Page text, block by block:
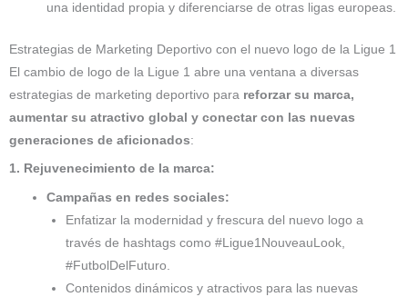
una identidad propia y diferenciarse de otras ligas europeas.
Estrategias de Marketing Deportivo con el nuevo logo de la Ligue 1
El cambio de logo de la Ligue 1 abre una ventana a diversas
estrategias de marketing deportivo para reforzar su marca,
aumentar su atractivo global y conectar con las nuevas
generaciones de aficionados:
1. Rejuvenecimiento de la marca:
Campañas en redes sociales:
Enfatizar la modernidad y frescura del nuevo logo a
través de hashtags como #Ligue1NouveauLook,
#FutbolDelFuturo.
Contenidos dinámicos y atractivos para las nuevas